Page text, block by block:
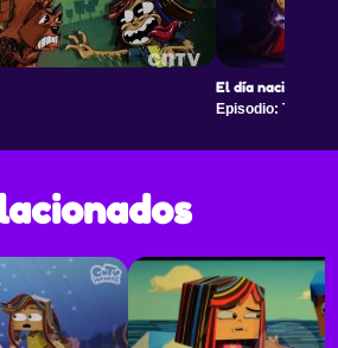
El día nacional
Episodio: T1E8